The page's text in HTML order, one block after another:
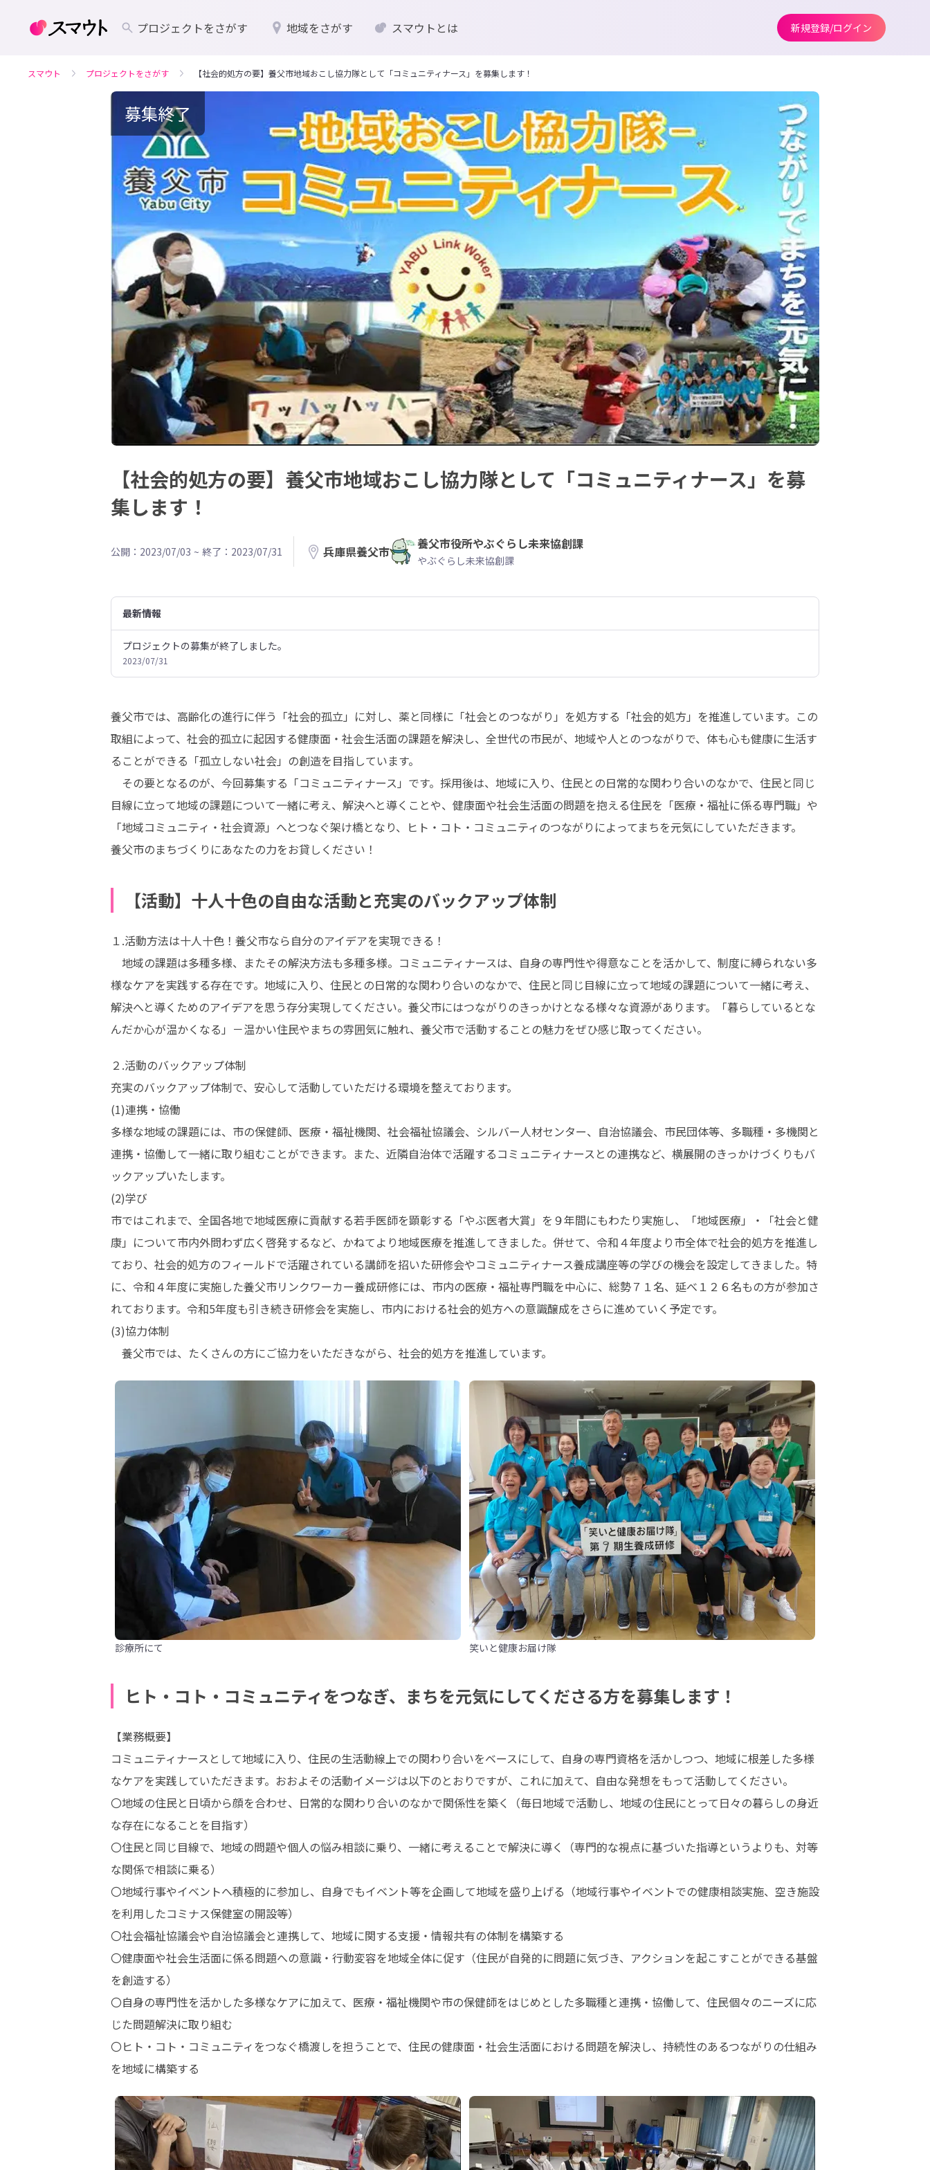
プロジェクトをさがす 地域をさがす スマウトとは 新規登録/ログイン
スマウト プロジェクトをさがす 【社会的処方の要】養父市地域おこし協力隊として「コミュニティナース」を募集します！
募集終了
【社会的処方の要】養父市地域おこし協力隊として「コミュニティナース」を募
集します！
公開：2023/07/03 ~ 終了：2023/07/31 兵庫県養父市 養父市役所やぶぐらし未来協創課
やぶぐらし未来協創課
最新情報
プロジェクトの募集が終了しました。
2023/07/31
養父市では、高齢化の進行に伴う「社会的孤立」に対し、薬と同様に「社会とのつながり」を処方する「社会的処方」を推進しています。この
取組によって、社会的孤立に起因する健康面・社会生活面の課題を解決し、全世代の市民が、地域や人とのつながりで、体も心も健康に生活す
ることができる「孤立しない社会」の創造を目指しています。
その要となるのが、今回募集する「コミュニティナース」です。採用後は、地域に入り、住民との日常的な関わり合いのなかで、住民と同じ
目線に立って地域の課題について一緒に考え、解決へと導くことや、健康面や社会生活面の問題を抱える住民を「医療・福祉に係る専門職」や
「地域コミュニティ・社会資源」へとつなぐ架け橋となり、ヒト・コト・コミュニティのつながりによってまちを元気にしていただきます。
養父市のまちづくりにあなたの力をお貸しください！
【活動】十人十色の自由な活動と充実のバックアップ体制
１.活動方法は十人十色！養父市なら自分のアイデアを実現できる！
地域の課題は多種多様、またその解決方法も多種多様。コミュニティナースは、自身の専門性や得意なことを活かして、制度に縛られない多
様なケアを実践する存在です。地域に入り、住民との日常的な関わり合いのなかで、住民と同じ目線に立って地域の課題について一緒に考え、
解決へと導くためのアイデアを思う存分実現してください。養父市にはつながりのきっかけとなる様々な資源があります。「暮らしているとな
んだか心が温かくなる」－温かい住民やまちの雰囲気に触れ、養父市で活動することの魅力をぜひ感じ取ってください。
２.活動のバックアップ体制
充実のバックアップ体制で、安心して活動していただける環境を整えております。
(1)連携・協働
多様な地域の課題には、市の保健師、医療・福祉機関、社会福祉協議会、シルバー人材センター、自治協議会、市民団体等、多職種・多機関と
連携・協働して一緒に取り組むことができます。また、近隣自治体で活躍するコミュニティナースとの連携など、横展開のきっかけづくりもバ
ックアップいたします。
(2)学び
市ではこれまで、全国各地で地域医療に貢献する若手医師を顕彰する「やぶ医者大賞」を９年間にもわたり実施し、「地域医療」・「社会と健
康」について市内外問わず広く啓発するなど、かねてより地域医療を推進してきました。併せて、令和４年度より市全体で社会的処方を推進し
ており、社会的処方のフィールドで活躍されている講師を招いた研修会やコミュニティナース養成講座等の学びの機会を設定してきました。特
に、令和４年度に実施した養父市リンクワーカー養成研修には、市内の医療・福祉専門職を中心に、総勢７１名、延べ１２６名もの方が参加さ
れております。令和5年度も引き続き研修会を実施し、市内における社会的処方への意識醸成をさらに進めていく予定です。
(3)協力体制
養父市では、たくさんの方にご協力をいただきながら、社会的処方を推進しています。
診療所にて 笑いと健康お届け隊
ヒト・コト・コミュニティをつなぎ、まちを元気にしてくださる方を募集します！
【業務概要】
コミュニティナースとして地域に入り、住民の生活動線上での関わり合いをベースにして、自身の専門資格を活かしつつ、地域に根差した多様
なケアを実践していただきます。おおよその活動イメージは以下のとおりですが、これに加えて、自由な発想をもって活動してください。
〇地域の住民と日頃から顔を合わせ、日常的な関わり合いのなかで関係性を築く（毎日地域で活動し、地域の住民にとって日々の暮らしの身近
な存在になることを目指す）
〇住民と同じ目線で、地域の問題や個人の悩み相談に乗り、一緒に考えることで解決に導く（専門的な視点に基づいた指導というよりも、対等
な関係で相談に乗る）
〇地域行事やイベントへ積極的に参加し、自身でもイベント等を企画して地域を盛り上げる（地域行事やイベントでの健康相談実施、空き施設
を利用したコミナス保健室の開設等）
〇社会福祉協議会や自治協議会と連携して、地域に関する支援・情報共有の体制を構築する
〇健康面や社会生活面に係る問題への意識・行動変容を地域全体に促す（住民が自発的に問題に気づき、アクションを起こすことができる基盤
を創造する）
〇自身の専門性を活かした多様なケアに加えて、医療・福祉機関や市の保健師をはじめとした多職種と連携・協働して、住民個々のニーズに応
じた問題解決に取り組む
〇ヒト・コト・コミュニティをつなぐ橋渡しを担うことで、住民の健康面・社会生活面における問題を解決し、持続性のあるつながりの仕組み
を地域に構築する